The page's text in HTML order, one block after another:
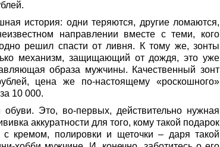
история: одни теряются, другие ломаются,
направлении вместе с теми, кого
решил спасти от ливня. К тому же, зонты
механизм, защищающий от дождя, это уже
образа мужчины. Качественный зонт
цена же по-настоящему «роскошного»
10 000.
Это, во-первых, действительно нужная
аккуратности для того, кому такой подарок
с кремом, полировки и щеточки – даря такой